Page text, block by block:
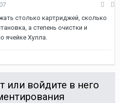
столько картриджей, сколько
а степень очистки и
ячейке Хулла.
или войдите в него